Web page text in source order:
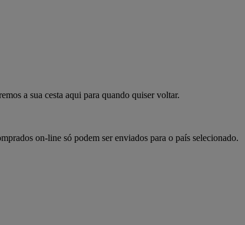
a sua cesta aqui para quando quiser voltar.
on-line só podem ser enviados para o país selecionado.